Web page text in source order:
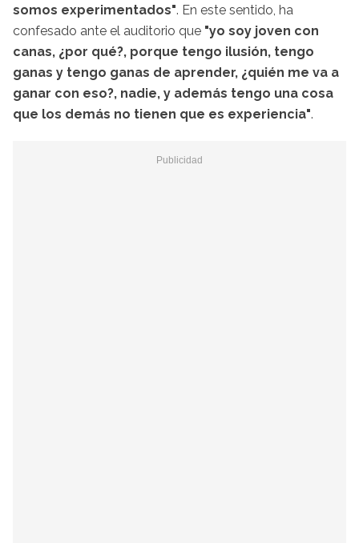
somos experimentados". En este sentido, ha
confesado ante el auditorio que "yo soy joven con
canas, ¿por qué?, porque tengo ilusión, tengo
ganas y tengo ganas de aprender, ¿quién me va a
ganar con eso?, nadie, y además tengo una cosa
que los demás no tienen que es experiencia".